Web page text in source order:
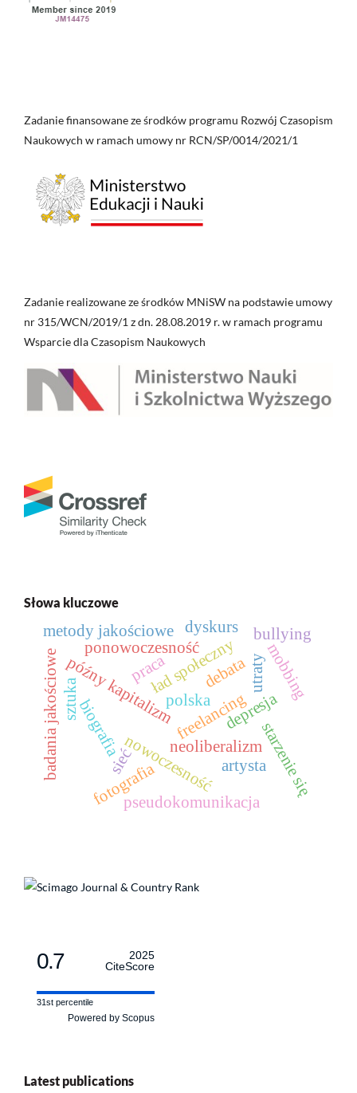
Zadanie finansowane ze środków programu Rozwój Czasopism
Naukowych w ramach umowy nr RCN/SP/0014/2021/1
Zadanie realizowane ze środków MNiSW na podstawie umowy
nr 315/WCN/2019/1 z dn. 28.08.2019 r. w ramach programu
Wsparcie dla Czasopism Naukowych
Słowa kluczowe
ład społeczny
późny kapitalizm
neoliberalizm
nowoczesność
ponowoczesność
biografia
praca
freelancing
polska depresja
starzenie się
utraty
artysta
fotografia
sztuka mobbing
bullying
metody jakościowe
badania jakościowe debata
dyskurs
pseudokomunikacja
sieć
0.7
2025
CiteScore
31st percentile
Powered by Scopus
Latest publications